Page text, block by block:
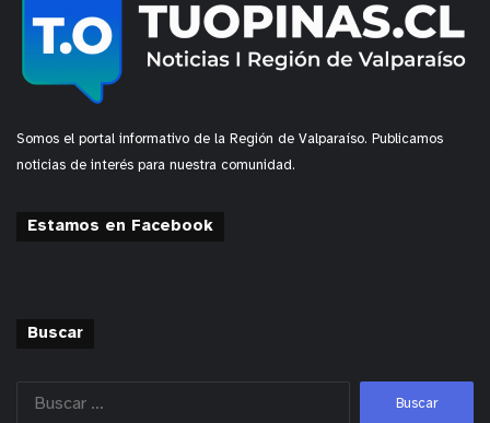
y tú, ¿qué opinas?
Somos el portal informativo de la Región de Valparaíso. Publicamos
noticias de interés para nuestra comunidad.
Estamos en Facebook
Buscar